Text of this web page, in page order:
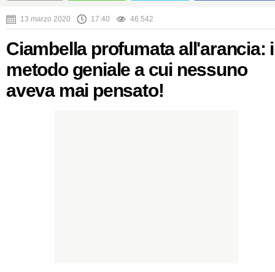
13 marzo 2020 17:40 46.542
Ciambella profumata all'arancia:
metodo geniale a cui nessuno
aveva mai pensato!